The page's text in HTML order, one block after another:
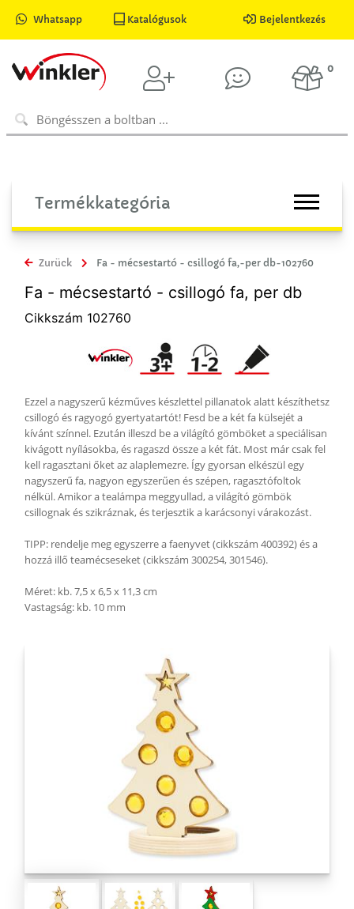
Whatsapp Katalógusok Bejelentkezés
0
Termékkategória
Zurück Fa - mécsestartó - csillogó fa,-per db-102760
Fa - mécsestartó - csillogó fa, per db
Cikkszám 102760
Ezzel a nagyszerű kézműves készlettel pillanatok alatt készíthetsz
csillogó és ragyogó gyertyatartót! Fesd be a két fa külsejét a
kívánt színnel. Ezután illeszd be a világító gömböket a speciálisan
kivágott nyílásokba, és ragaszd össze a két fát. Most már csak fel
kell ragasztani őket az alaplemezre. Így gyorsan elkészül egy
nagyszerű fa, nagyon egyszerűen és szépen, ragasztófoltok
nélkül. Amikor a tealámpa meggyullad, a világító gömbök
csillognak és szikráznak, és terjesztik a karácsonyi várakozást.
TIPP: rendelje meg egyszerre a faenyvet (cikkszám 400392) és a
hozzá illő teamécseseket (cikkszám 300254, 301546).
Méret: kb. 7,5 x 6,5 x 11,3 cm
Vastagság: kb. 10 mm